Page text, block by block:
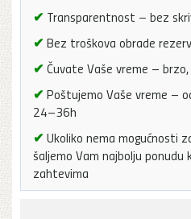
✔ Transparentnost – bez
✔ Bez troškova obrade
✔ Čuvate Vaše vreme –
✔ Poštujemo Vaše vreme –
24–36h
✔ Ukoliko nema mogućnosti
šaljemo Vam najbolju ponudu
zahtevima